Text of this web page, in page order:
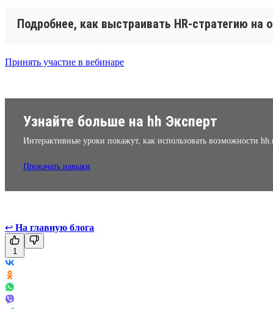
Подробнее, как выстраивать HR-стратегию на
Принять участие в вебинаре
Узнайте больше на hh Эксперт
Интерактивные уроки покажут, как использовать возможности
Прокачать навыки
↩ На главную блога
1